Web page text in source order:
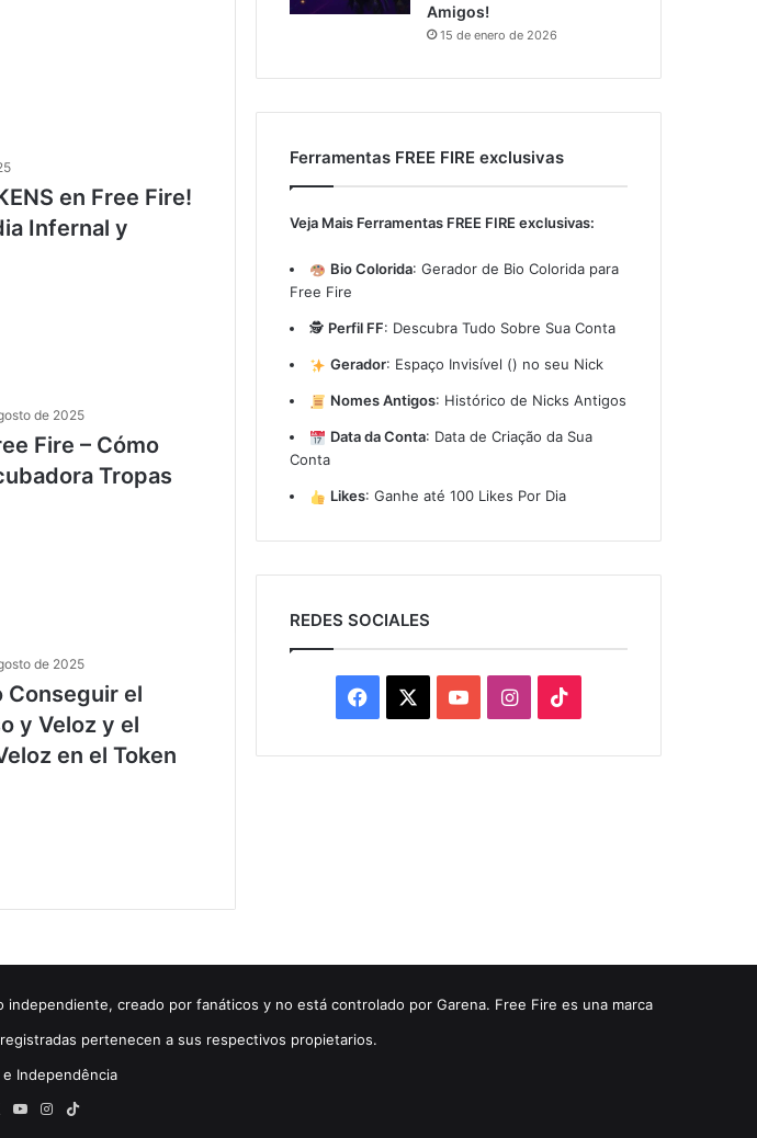
en Free Fire!
Infernal y
de 2025
Fire – Cómo
Tropas
de 2025
Conseguir el
y Veloz y el
en el Token
Amigos!
15 de enero de 2026
Ferramentas FREE FIRE exclusivas
Veja Mais Ferramentas FREE FIRE exclusivas:
Bio Colorida: Gerador de Bio Colorida para
Free Fire
🕵️ Perfil FF: Descubra Tudo Sobre Sua Conta
Gerador: Espaço Invisível (ㅤ) no seu Nick
Nomes Antigos: Histórico de Nicks Antigos
Data da Conta: Data de Criação da Sua
Conta
Likes: Ganhe até 100 Likes Por Dia
REDES SOCIALES
Facebook YouTubeInstagram
creado por fanáticos y no está controlado por Garena. Free Fire es una marca
pertenecen a sus respectivos propietarios.
e Independência
YouTubeInstagram
TikTok